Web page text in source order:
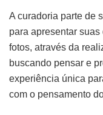
A curadoria parte de
para apresentar
fotos, através da
buscando pensar e
experiência única
com o pensamento